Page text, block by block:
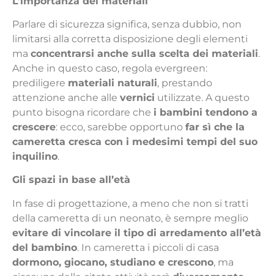
Parlare di sicurezza significa, senza dubbio, non
limitarsi alla corretta disposizione degli elementi
ma concentrarsi anche sulla scelta dei materiali.
Anche in questo caso, regola evergreen:
prediligere materiali naturali, prestando
attenzione anche alle vernici utilizzate. A questo
punto bisogna ricordare che i bambini tendono a
crescere: ecco, sarebbe opportuno far sì che la
cameretta cresca con i medesimi tempi del suo
inquilino.
Gli spazi in base all’età
In fase di progettazione, a meno che non si tratti
della cameretta di un neonato, è sempre meglio
evitare di vincolare il tipo di arredamento all’età
del bambino. In cameretta i piccoli di casa
dormono, giocano, studiano e crescono, ma